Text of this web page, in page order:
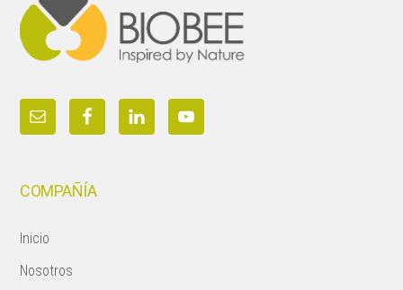
COMPAÑÍA
Inicio
Nosotros